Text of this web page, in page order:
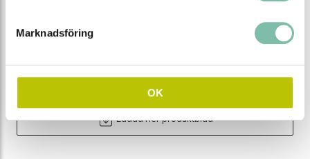
Marknadsföring
OK
Antal (st)
26
Ring oss
Ladda ner produktblad